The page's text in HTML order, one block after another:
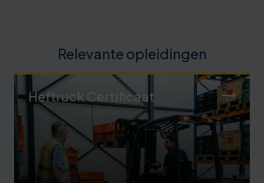
Relevante opleidingen
Heftruck Certificaat